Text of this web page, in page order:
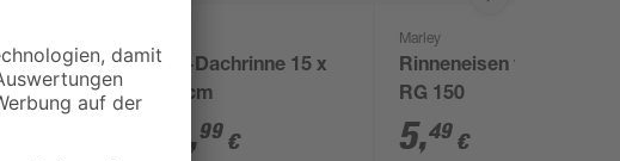
15
Zink-Dachrinne 15 x
200 cm
,99 €
Marley
Rinneneisen verzinkt
RG 150
5,49 €